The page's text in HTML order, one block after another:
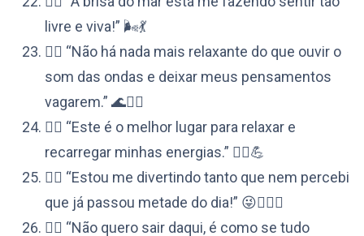
livre e viva!” 🌬️💃
👉🏼 “Não há nada mais relaxante do que ouvir o
som das ondas e deixar meus pensamentos
vagarem.” 🌊🧘‍♀️
👉🏼 “Este é o melhor lugar para relaxar e
recarregar minhas energias.” 💆‍♀️💪
👉🏼 “Estou me divertindo tanto que nem percebi
que já passou metade do dia!” 😜🏊‍♀️🌅
👉🏼 “Não quero sair daqui, é como se tudo